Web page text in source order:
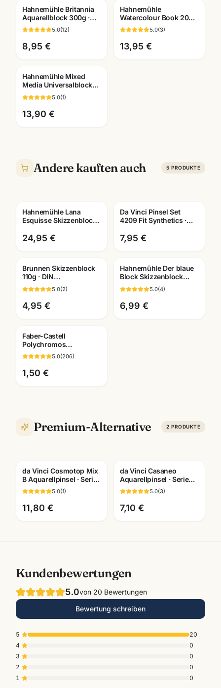
Hahnemühle Britannia
Aquarellblock 300g ·
matt/rau ·
Künstlerbedarf
Mannheim
5.0(12)
8,95 €
Hahnemühle
Watercolour Book 200g
· 60 Seiten · A4/A5/A6 ·
Aquarellbuch
Mannheim
5.0(3)
13,95 €
Hahnemühle Mixed
Media Universalblock
A3/A4 · Aquarell Acryl
Gouache · Mannheim
5.0(1)
13,90 €
Andere kauften auch 5 PRODUKTE
Hahnemühle Lana
Esquisse Skizzenblock
Künstlerbedarf
Mannheim
24,95 €
Da Vinci Pinsel Set
4209 Fit Synthetics ·
Mannheim
7,95 €
Brunnen Skizzenblock
110g · DIN
A2/A3/A4/A5/A6
wählbar ·
Künstlerbedarf
Mannheim
5.0(2)
4,95 €
Hahnemühle Der blaue
Block Skizzenblock
190g · A2/A3/A4/A5 ·
Künstlerbedarf
Mannheim
5.0(4)
6,99 €
Faber-Castell
Polychromos
Künstlerfarbstifte ·
Einzelstift alle Farben ·
Mannheim
5.0(206)
1,50 €
Premium-Alternative 2 PRODUKTE
da Vinci Cosmotop Mix
B Aquarellpinsel · Serie
5530 · Künstlerbedarf
Mannheim
5.0(1)
11,80 €
da Vinci Casaneo
Aquarellpinsel · Serie
5598/5898/498 ·
Künstlerbedarf
Mannheim
5.0(3)
7,10 €
Kundenbewertungen
5.0von 20 Bewertungen
Bewertung schreiben
5
20
4
0
3
0
2
0
1
0